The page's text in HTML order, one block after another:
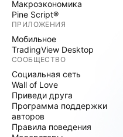
Макроэкономика
Pine Script®
ПРИЛОЖЕНИЯ
Мобильное
TradingView Desktop
СООБЩЕСТВО
Социальная сеть
Wall of Love
Приведи друга
Программа поддержки
авторов
Правила поведения